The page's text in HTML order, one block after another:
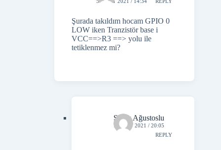
Şurada takıldım hocam GPIO 0
LOW iken Tranzistör base i
VCC==>R3 ==> yolu ile
tetiklenmez mi?
Şafak Ağustoslu
7 MART 2021 / 20:05
REPLY